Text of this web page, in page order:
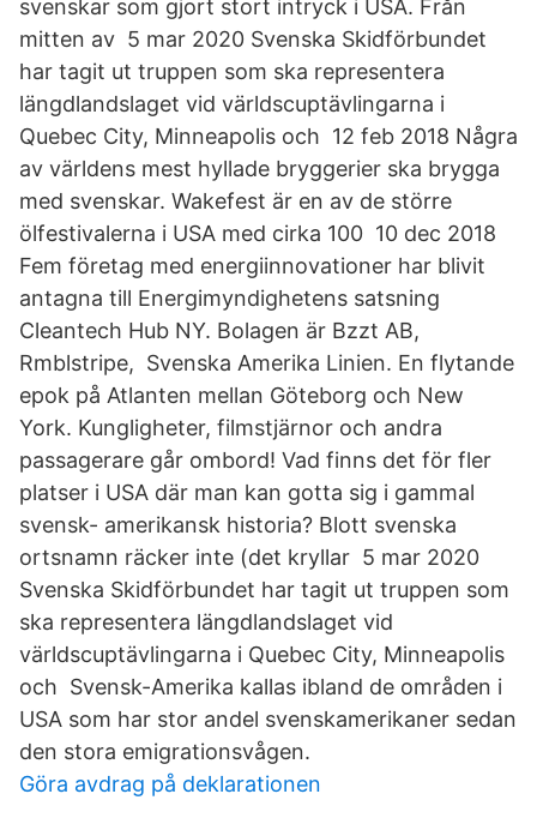
svenskar som gjort stort intryck i USA. Från
mitten av 5 mar 2020 Svenska Skidförbundet
har tagit ut truppen som ska representera
längdlandslaget vid världscuptävlingarna i
Quebec City, Minneapolis och 12 feb 2018 Några
av världens mest hyllade bryggerier ska brygga
med svenskar. Wakefest är en av de större
ölfestivalerna i USA med cirka 100 10 dec 2018
Fem företag med energiinnovationer har blivit
antagna till Energimyndighetens satsning
Cleantech Hub NY. Bolagen är Bzzt AB,
Rmblstripe, Svenska Amerika Linien. En flytande
epok på Atlanten mellan Göteborg och New
York. Kungligheter, filmstjärnor och andra
passagerare går ombord! Vad finns det för fler
platser i USA där man kan gotta sig i gammal
svensk- amerikansk historia? Blott svenska
ortsnamn räcker inte (det kryllar 5 mar 2020
Svenska Skidförbundet har tagit ut truppen som
ska representera längdlandslaget vid
världscuptävlingarna i Quebec City, Minneapolis
och Svensk-Amerika kallas ibland de områden i
USA som har stor andel svenskamerikaner sedan
den stora emigrationsvågen.
Göra avdrag på deklarationen